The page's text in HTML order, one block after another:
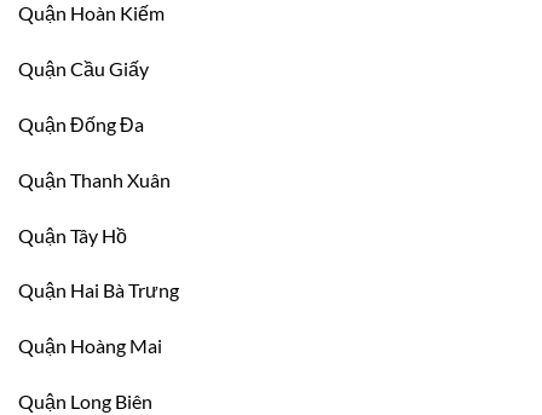
Quận Hoàn Kiếm
Quận Cầu Giấy
Quận Đống Đa
Quận Thanh Xuân
Quận Tây Hồ
Quận Hai Bà Trưng
Quận Hoàng Mai
Quận Long Biên